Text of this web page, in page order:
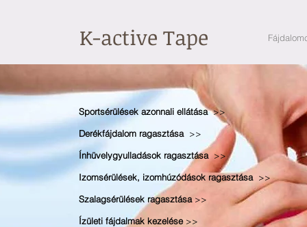
K-active Tape
Sportsérülések azonnali ellátása>>
Derékfájdalom ragasztása >>
Ínhüvelygyulladások ragasztása >>
Izomsérülések, izomhúzódások ragasztása >>
Szalagsérülések ragasztása >>
Ízületi fájdalmak kezelése >>